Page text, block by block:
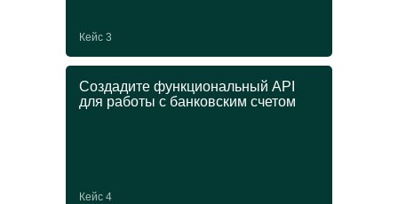
Кейс 3
Создадите функциональный API
для работы с банковским счетом
Кейс 4
Управление ИТ-проектами